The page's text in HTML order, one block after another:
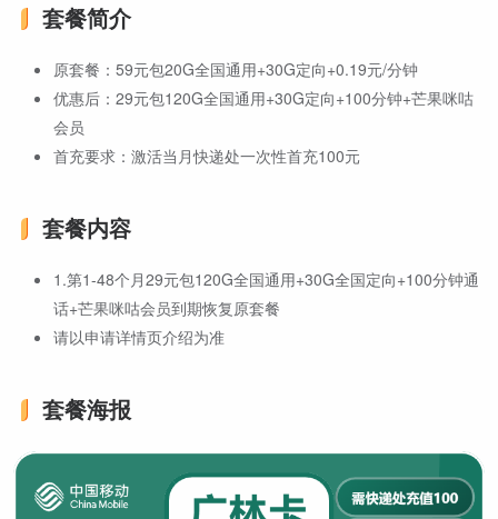
套餐简介
原套餐：59元包20G全国通用+30G定向+0.19元/分钟
优惠后：29元包120G全国通用+30G定向+100分钟+芒果咪咕
会员
首充要求：激活当月快递处一次性首充100元
套餐内容
1.第1-48个月29元包120G全国通用+30G全国定向+100分钟通
话+芒果咪咕会员到期恢复原套餐
请以申请详情页介绍为准
套餐海报